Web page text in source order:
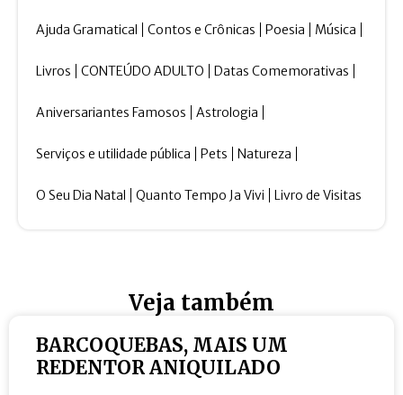
Ajuda Gramatical Contos e Crônicas Poesia Música
Livros CONTEÚDO ADULTO Datas Comemorativas
Aniversariantes Famosos Astrologia
Serviços e utilidade pública Pets Natureza
O Seu Dia Natal Quanto Tempo Ja Vivi Livro de Visitas
Veja também
BARCOQUEBAS, MAIS UM
REDENTOR ANIQUILADO